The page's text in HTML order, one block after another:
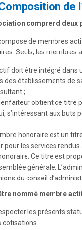
de
comprend deux
compose de membres
Seuls, les membres
doit être intégré dans
des établissements de
;
obtient ce titre
s’intéressant aux buts
honoraire est un
pour les services rendus
Ce titre est
générale.
du conseil
nommé membre
les présents
cotisations.